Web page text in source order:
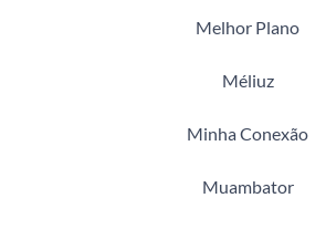
Melhor Plano
Méliuz
Minha Conexão
Muambator